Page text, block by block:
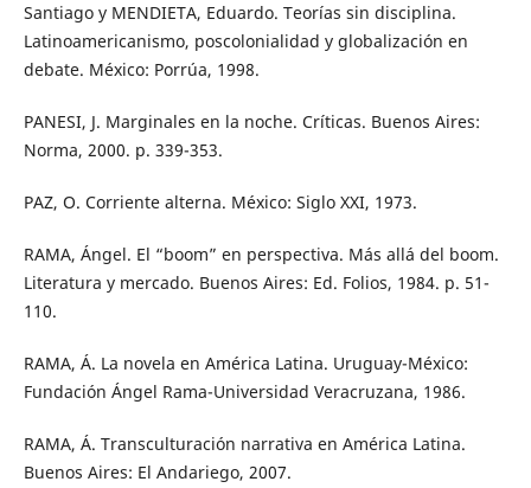
Santiago y MENDIETA, Eduardo. Teorías sin disciplina.
Latinoamericanismo, poscolonialidad y globalización en
debate. México: Porrúa, 1998.
PANESI, J. Marginales en la noche. Críticas. Buenos Aires:
Norma, 2000. p. 339-353.
PAZ, O. Corriente alterna. México: Siglo XXI, 1973.
RAMA, Ángel. El “boom” en perspectiva. Más allá del boom.
Literatura y mercado. Buenos Aires: Ed. Folios, 1984. p. 51-
110.
RAMA, Á. La novela en América Latina. Uruguay-México:
Fundación Ángel Rama-Universidad Veracruzana, 1986.
RAMA, Á. Transculturación narrativa en América Latina.
Buenos Aires: El Andariego, 2007.